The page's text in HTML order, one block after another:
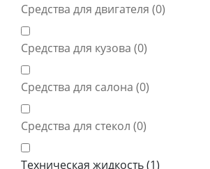
Средства для двигателя (0)
Средства для кузова (0)
Средства для салона (0)
Средства для стекол (0)
Техническая жидкость (1)